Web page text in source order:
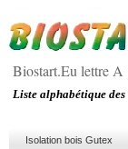
Isolation bois Gutex
Liste alphabétique
Biostart.Eu lettre A